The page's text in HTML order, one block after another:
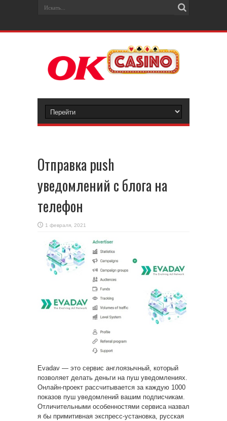
Отправка push
уведомлений с блога на
телефон
1 февраля, 2021
Evadav — это сервис англоязычный, который
позволяет делать деньги на пуш уведомлениях.
Онлайн-проект рассчитывается за каждую 1000
показов пуш уведомлений вашим подписчикам.
Отличительными особенностями сервиса назвал
я бы примитивная экспресс-установка, русская